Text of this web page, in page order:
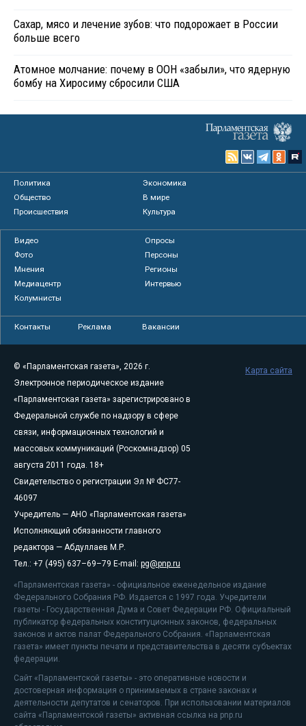
Сахар, мясо и лечение зубов: что подорожает в России
больше всего
Атомное молчание: почему в ООН «забыли», что ядерную
бомбу на Хиросиму сбросили США
Политика
Экономика
Общество
В мире
Происшествия
Культура
Видео
Опросы
Фото
Персоны
Мнения
Регионы
Медиацентр
Интервью
Колумнисты
Контакты Реклама Вакансии
© «Парламентская газета», 2026 г.
Электронное периодическое издание
«Парламентская газета» зарегистрировано в
Федеральной службе по надзору в сфере
связи, информационных технологий и
массовых коммуникаций (Роскомнадзор) 05
августа 2011 года. 18+
Свидетельство о регистрации Эл № ФС77-
46097
Учредитель — АНО «Парламентская газета»
Исполняющий обязанности главного
редактора — Абдуллаев М.Р.
Тел.: +7 (495) 637–69–79 E-mail: pg@pnp.ru
«Парламентская газета» - официальное еженедельное издание
Федерального Собрания РФ. Издается с 1997 года. Учредители
газеты - Государственная Дума и Совет Федерации РФ. Официальный
публикатор федеральных конституционных законов, федеральных
законов и актов палат Федерального Собрания. «Парламентская
газета» имеет пункты печати и представительства в десяти субъектах
федерации.
Сайт «Парламентской газеты» - это оперативные новости и
достоверная информация о принимаемых в стране законах и
деятельности депутатов и сенаторов. При использовании материалов
сайта «Парламентской газеты» активная ссылка на pnp.ru
Карта сайта